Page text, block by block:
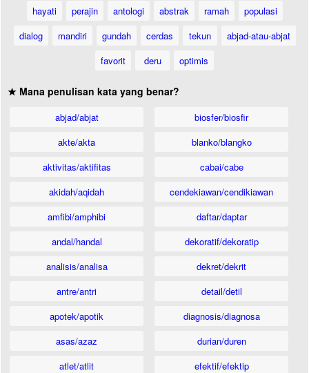
hayati
perajin antologi abstrak ramah
populasi
dialog
mandiri gundah cerdas tekun
abjad-atau-abjat
favorit
deru optimis
★ Mana penulisan kata yang benar?
abjad/abjat
akte/akta
aktivitas/aktifitas
akidah/aqidah
amfibi/amphibi
andal/handal
analisis/analisa
antre/antri
apotek/apotik
asas/azaz
atlet/atlit
biosfer/biosfir
blanko/blangko
cabai/cabe
cendekiawan/cendikiawan
daftar/daptar
dekoratif/dekoratip
dekret/dekrit
detail/detil
diagnosis/diagnosa
durian/duren
efektif/efektip